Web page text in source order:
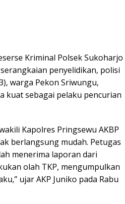
Kriminal Polsek Sukoharjo
penyelidikan, polisi
warga Pekon Sriwungu,
kuat sebagai pelaku pencurian
Kapolres Pringsewu AKBP
berlangsung mudah. Petugas
menerima laporan dari
olah TKP, mengumpulkan
ujar AKP Juniko pada Rabu